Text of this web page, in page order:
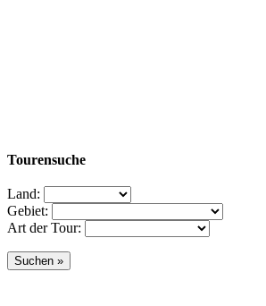
Tourensuche
Land:
Gebiet:
Art der Tour: